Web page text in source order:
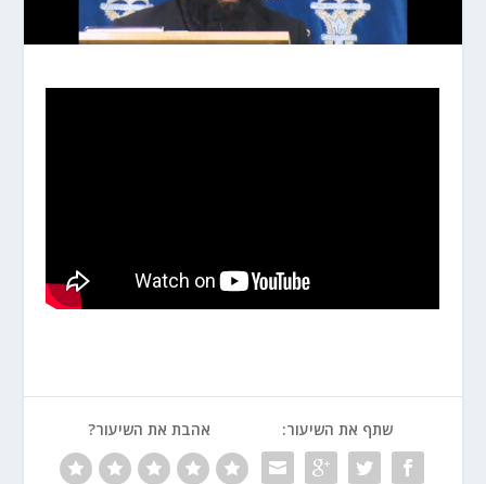
שתף את השיעור: אהבת את השיעור?